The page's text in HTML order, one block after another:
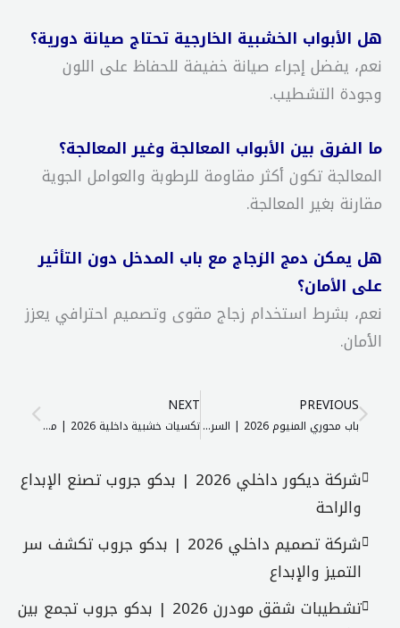
هل الأبواب الخشبية الخارجية تحتاج صيانة دورية؟
نعم، يفضل إجراء صيانة خفيفة للحفاظ على اللون
وجودة التشطيب.
ما الفرق بين الأبواب المعالجة وغير المعالجة؟
المعالجة تكون أكثر مقاومة للرطوبة والعوامل الجوية
مقارنة بغير المعالجة.
هل يمكن دمج الزجاج مع باب المدخل دون التأثير
على الأمان؟
نعم، بشرط استخدام زجاج مقوى وتصميم احترافي يعزز
الأمان.
Prev
PREVIOUS
باب محوري المنيوم 2026 | السر وراء المداخل الفاخرة بدكو جروب
NEXT
تكسيات خشبية داخلية 2026 | ماذا تخفي بدكو جروب من ديكورات ؟
شركة ديكور داخلي 2026 | بدكو جروب تصنع الإبداع
والراحة
شركة تصميم داخلي 2026 | بدكو جروب تكشف سر
التميز والإبداع
تشطيبات شقق مودرن 2026 | بدكو جروب تجمع بين